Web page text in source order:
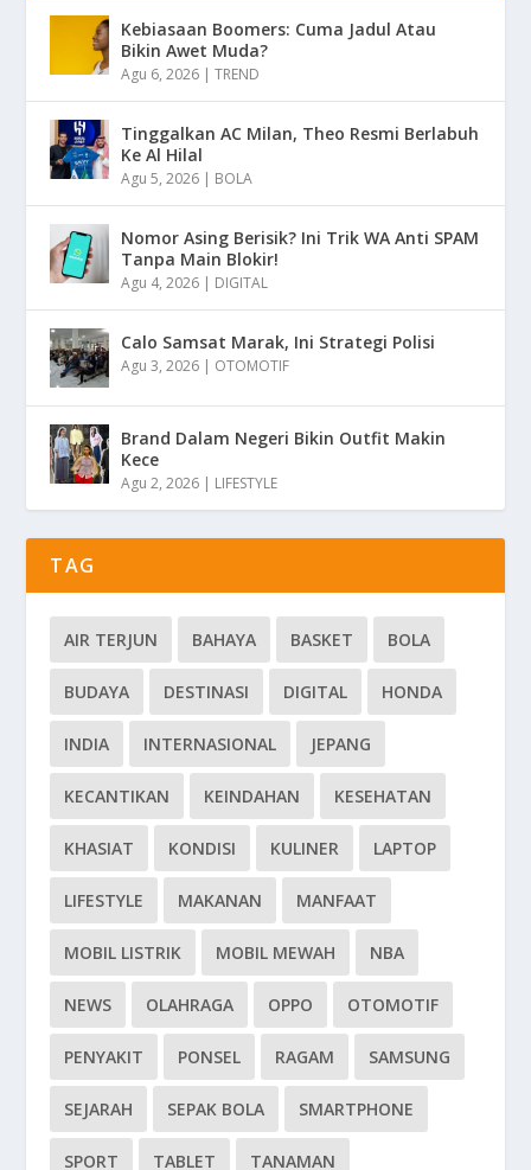
Kebiasaan Boomers: Cuma Jadul Atau
Bikin Awet Muda?
Agu 6, 2026 |TREND
Tinggalkan AC Milan, Theo Resmi Berlabuh
Ke Al Hilal
Agu 5, 2026 | BOLA
Nomor Asing Berisik? Ini Trik WA Anti SPAM
Tanpa Main Blokir!
Agu 4, 2026 | DIGITAL
Calo Samsat Marak, Ini Strategi Polisi
Agu 3, 2026 | OTOMOTIF
Brand Dalam Negeri Bikin Outfit Makin
Kece
Agu 2, 2026 | LIFESTYLE
TAG
AIR TERJUN BAHAYA BASKET BOLA
BUDAYA DESTINASI DIGITAL HONDA
INDIA INTERNASIONAL JEPANG
KECANTIKAN KEINDAHAN KESEHATAN
KHASIAT KONDISI KULINER LAPTOP
LIFESTYLE MAKANAN MANFAAT
MOBIL LISTRIK MOBIL MEWAH NBA
NEWS OLAHRAGA OPPO OTOMOTIF
PENYAKIT PONSEL RAGAM SAMSUNG
SEJARAH SEPAK BOLA SMARTPHONE
SPORT TABLET TANAMAN